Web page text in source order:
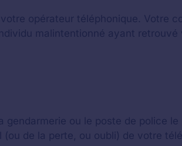
opérateur téléphonique. Votre
malintentionné ayant
gendarmerie ou le poste de police le
de la perte, ou oubli) de votre